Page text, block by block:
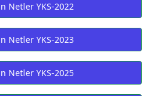
Netler YKS-2022
Netler YKS-2023
Netler YKS-2025